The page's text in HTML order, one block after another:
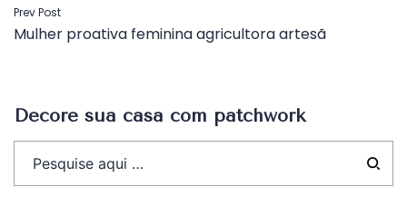
Navegação
de
Prev Post
Mulher proativa feminina agricultora artesã
Decore sua casa com patchwork